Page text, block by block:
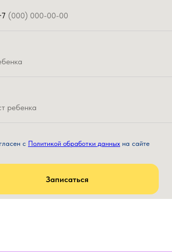
с Политикой обработки данных на сайте
Записаться